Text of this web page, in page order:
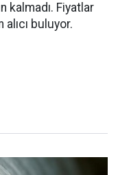
kalmadı. Fiyatlar
buluyor.